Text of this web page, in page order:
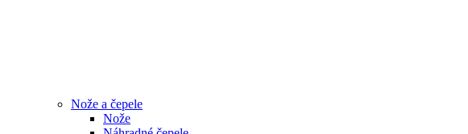
Nože a čepele
Nože